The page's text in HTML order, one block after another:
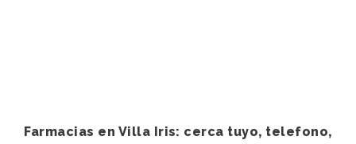
Farmacias en Villa Iris: cerca tuyo, telefono,